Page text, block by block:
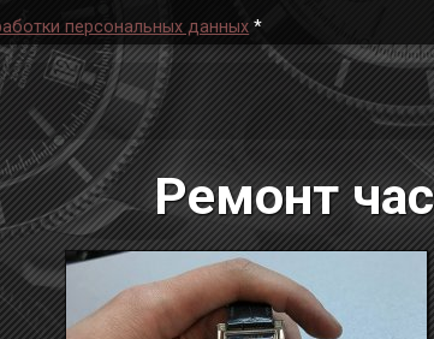
персональных данных *
Ремонт